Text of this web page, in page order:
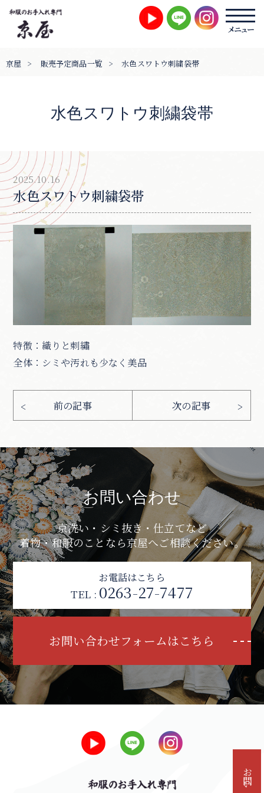
京屋 > 販売予定商品一覧 > 水色スワトウ刺繍袋帯
水色スワトウ刺繍袋帯
2025.10.16
水色スワトウ刺繍袋帯
特徴：織りと刺繡
全体：シミや汚れも少なく美品
お問い合わせ
京洗い・シミ抜き・仕立てなど
着物・和服のことなら京屋へご相談ください。
お電話はこちら
TEL : 0263-27-7477
お問い合わせフォームはこちら